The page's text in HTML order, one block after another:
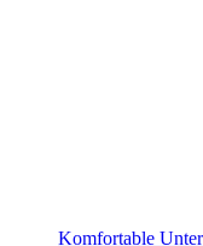
Komfortable